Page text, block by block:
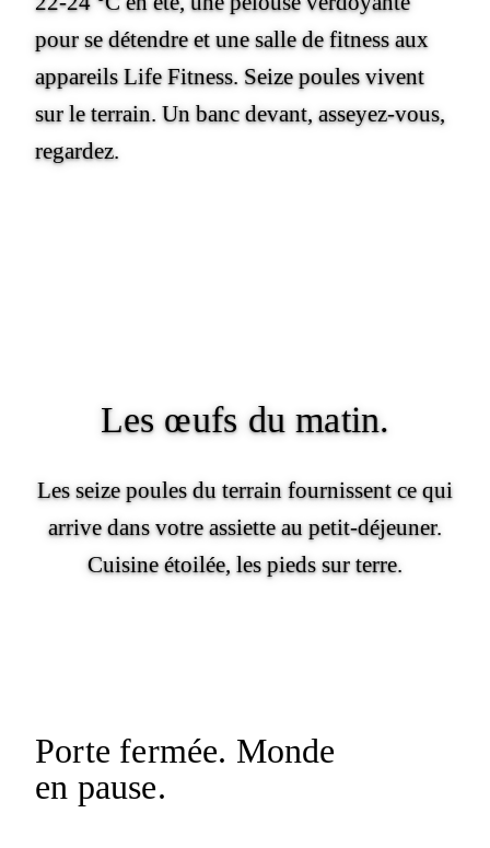
pour se détendre et une salle de fitness aux
appareils Life Fitness. Seize poules vivent
sur le terrain. Un banc devant, asseyez-vous,
regardez.
Les œufsdu matin.
Les seize poules du terrain fournissent ce qui
arrive dans votre assiette au petit-déjeuner.
Cuisine étoilée, les pieds sur terre.
Porte fermée. Monde
en pause.